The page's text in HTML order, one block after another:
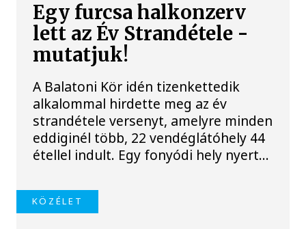
Egy furcsa halkonzerv
lett az Év Strandétele -
mutatjuk!
A Balatoni Kör idén tizenkettedik
alkalommal hirdette meg az év
strandétele versenyt, amelyre minden
eddiginél több, 22 vendéglátóhely 44
étellel indult. Egy fonyódi hely nyert...
KÖZÉLET